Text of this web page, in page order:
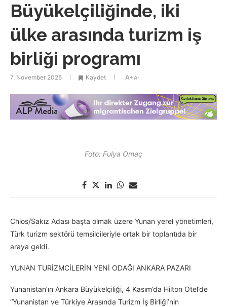
Büyükelçiliğinde, iki
ülke arasında turizm iş
birliği programı
7. November 2025 Kaydet A+A-
Foto: Fulya Omaç
Chios/Sakız Adası başta olmak üzere Yunan yerel yönetimleri,
Türk turizm sektörü temsilcileriyle ortak bir toplantıda bir
araya geldi.
YUNAN TURİZMCİLERİN YENİ ODAĞI ANKARA PAZARI
Yunanistan’ın Ankara Büyükelçiliği, 4 Kasım’da Hilton Otel’de
“Yunanistan ve Türkiye Arasında Turizm İş Birliği’nin